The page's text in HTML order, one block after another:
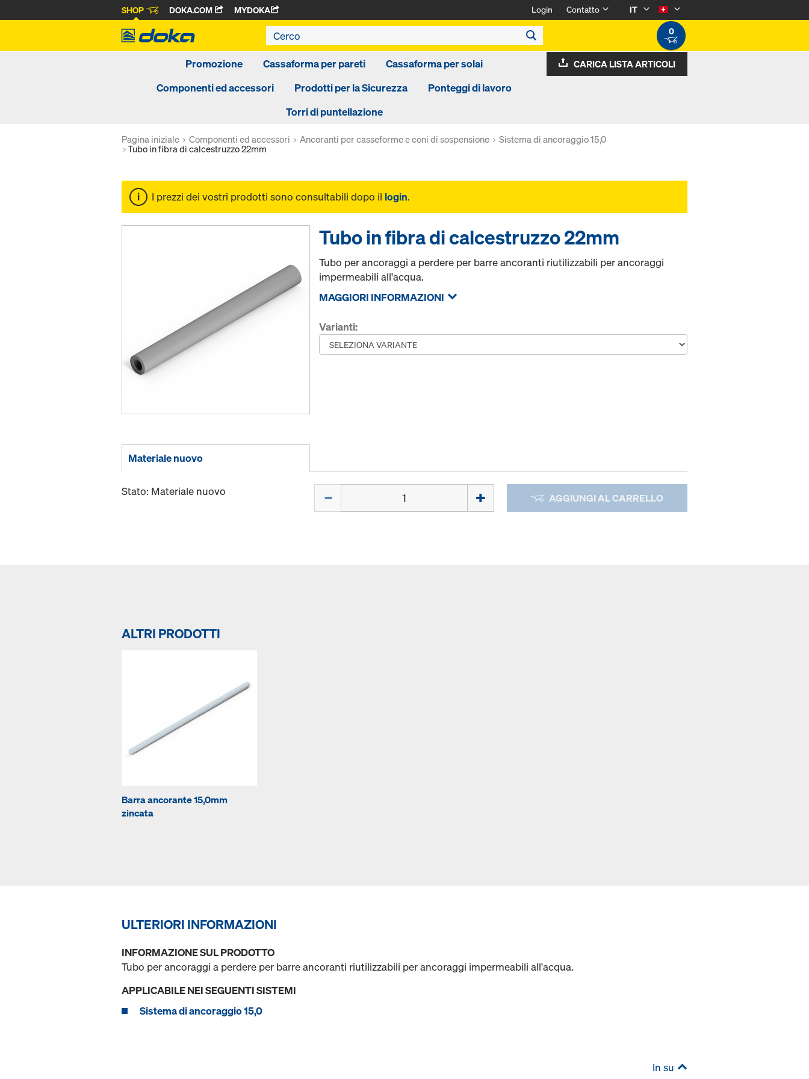
SHOP DOKA.COM MYDOKA Login Contatto
IT
0
Promozione Cassaforma per pareti
Cassaforma per solai
Componenti ed accessori
Prodotti per la Sicurezza
Ponteggi di lavoro
Torri di puntellazione
CARICA LISTA ARTICOLI
Pagina iniziale Componenti ed accessori Ancoranti per casseforme e coni di sospensione
Sistema di ancoraggio 15,0
Tubo in fibra di calcestruzzo 22mm
I prezzi dei vostri prodotti sono consultabili dopo il login.
Tubo in fibra di calcestruzzo 22mm
Tubo per ancoraggi a perdere per barre ancoranti riutilizzabili per ancoraggi
impermeabili all'acqua.
MAGGIORI INFORMAZIONI
Varianti:
Materiale nuovo
Stato: Materiale nuovo AGGIUNGI AL CARRELLO
ALTRI PRODOTTI
Barra ancorante 15,0mm
zincata
ULTERIORI INFORMAZIONI
INFORMAZIONE SUL PRODOTTO
Tubo per ancoraggi a perdere per barre ancoranti riutilizzabili per ancoraggi impermeabili all'acqua.
APPLICABILE NEI SEGUENTI SISTEMI
Sistema di ancoraggio 15,0
In su